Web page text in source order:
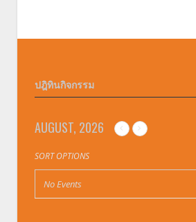
ปฎิทินกิจกรรม
AUGUST, 2026
SORT OPTIONS
No Events